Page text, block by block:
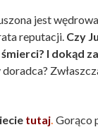
jest
reputacji. Czy
I dokąd
tutaj. Gorąco